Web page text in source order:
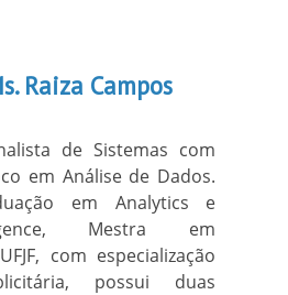
Raiza Campos
de Sistemas com
em Análise de Dados.
em Analytics e
Mestra em
com especialização
possui duas